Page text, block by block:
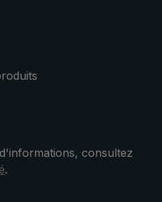
consultez
.